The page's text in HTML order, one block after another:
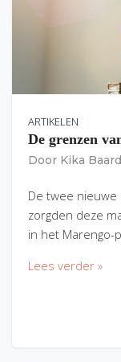
ARTIKELEN
De grenzen
Door Kika
De twee nieuwe
zorgden deze
in het Marengo-
Lees verder »